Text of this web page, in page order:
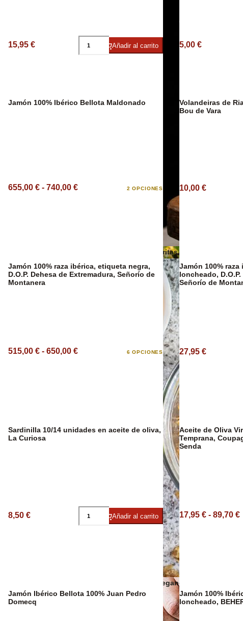
Patatas Fritas
Snacks veganos
Aceites AOVE
15,95 € Añadir al carrito 5,00 €
Jamón 100% Ibérico Bellota Maldonado
655,00 € - 740,00 € 2 OPCIONES
Volandeiras de Rianxo en salsa marinera,
Bou de Vara
10,00 €
Jamón 100% raza ibérica, etiqueta negra,
D.O.P. Dehesa de Extremadura, Señorío de
Montanera
515,00 € - 650,00 € 6 OPCIONES
Jamón 100%
loncheado,
Señorío de
27,95 €
Sardinilla 10/14 unidades en aceite de oliva,
La Curiosa
8,50 € Añadir al carrito
Aceite de Oliva
Temprana,
Senda
17,95 € - 89,70 €
Jamón Ibérico Bellota 100% Juan Pedro
Domecq
Jamón 100%
loncheado,